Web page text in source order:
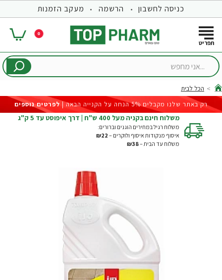
כניסה לחשבון הרשמה מעקב הזמנות
0
...אני
home
הכל לבית
רק באתר שלנו מקבלים 5% הנחה על הקנייה הבאה |
לפרטים נוספים
משלוח חינם בקניה מעל 400 ש"ח | דרך איפוסט עד 5 ק"ג
משלוח רגיל במחירים הוגנים וברורים:
איסוף מנקודות איסוף ולוקרים – ₪22
משלוח עד הבית –₪38